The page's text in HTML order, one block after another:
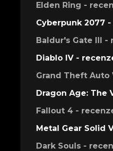
Elden Ring -
Cyberpunk 2077
Baldur's Gate III -
Diablo IV -
Grand Theft Auto
Dragon Age: The
Fallout 4 -
Metal Gear Solid
Dark Souls -